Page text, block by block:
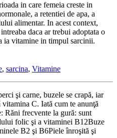
in care femeia creste in
a retentiei de apa, a
alimentar. In acest context,
daca ar trebui adoptata o
ia vitamine in timpul sarcinii.
, sarcina, Vitamine
şi carne, buzele se crapă, iar
C. Iată cum te anunţă
Răni frecvente la gură: sunt
folic şi a vitaminei B12Buze
B2 şi B6Piele înroşită şi